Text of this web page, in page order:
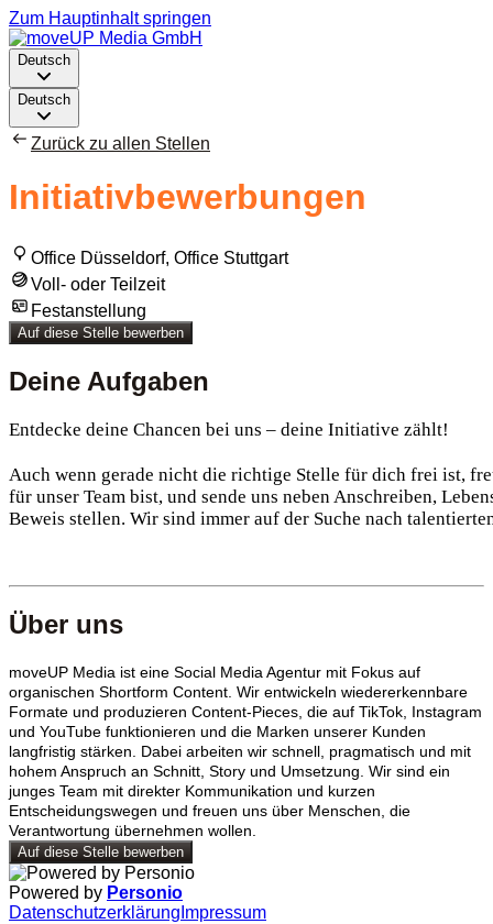
Zum Hauptinhalt springen
Deutsch
Deutsch
Zurück zu allen Stellen
Initiativbewerbungen
Office Düsseldorf, Office Stuttgart
Voll- oder Teilzeit
Festanstellung
Auf diese Stelle bewerben
Deine Aufgaben
Entdecke deine Chancen bei uns – deine Initiative zählt!
Auch wenn gerade nicht die richtige Stelle für dich frei ist,
für unser Team bist, und sende uns neben Anschreiben,
Beweis stellen. Wir sind immer auf der Suche nach
Über uns
moveUP Media ist eine Social Media Agentur mit Fokus auf
organischen Shortform Content. Wir entwickeln wiedererkennbare
Formate und produzieren Content-Pieces, die auf TikTok, Instagram
und YouTube funktionieren und die Marken unserer Kunden
langfristig stärken. Dabei arbeiten wir schnell, pragmatisch und mit
hohem Anspruch an Schnitt, Story und Umsetzung. Wir sind ein
junges Team mit direkter Kommunikation und kurzen
Entscheidungswegen und freuen uns über Menschen, die
Verantwortung übernehmen wollen.
Auf diese Stelle bewerben
Powered by Personio
Datenschutzerklärung Impressum